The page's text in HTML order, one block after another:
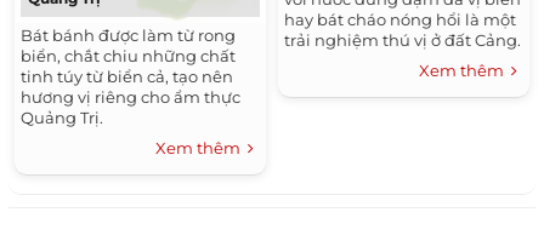
Bát bánh được làm từ rong
biển, chắt chiu những chất
tinh túy từ biển cả, tạo nên
hương vị riêng cho ẩm thực
Quảng Trị.
Xem thêm
hay bát cháo nóng hổi là một
trải nghiệm thú vị ở đất Cảng.
Xem thêm